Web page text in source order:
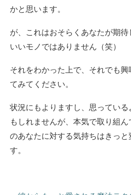
かと思います。
が、これはおそらくあなたが期
いいモノではありません（笑）
それをわかった上で、それでも
てみてください。
状況にもよりますし、思ってい
もしれませんが、本気で取り組
のあなたに対する気持ちはきっ
す。